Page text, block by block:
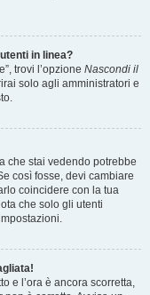
in linea?
trovi l’opzione Nascondi il
solo agli amministratori e
che stai vedendo potrebbe
così fosse, devi cambiare
coincidere con la tua
che solo gli utenti
e l’ora è ancora scorretta,